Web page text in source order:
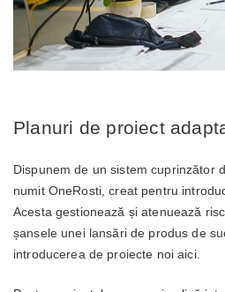
Planuri de proiect
Dispunem de un sistem cuprinzător
numit OneRosti, creat pentru
Acesta gestionează și atenuează
șansele unei lansări de produs de
introducerea de proiecte noi aici.